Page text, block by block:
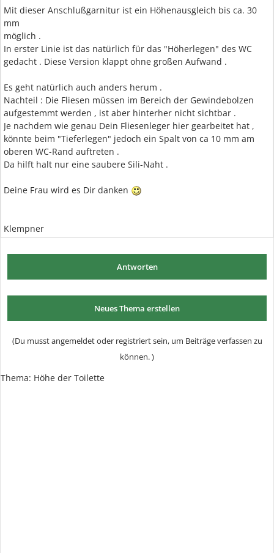
Mit dieser Anschlußgarnitur ist ein Höhenausgleich bis ca. 30
mm
möglich .
In erster Linie ist das natürlich für das "Höherlegen" des WC
gedacht . Diese Version klappt ohne großen Aufwand .
Es geht natürlich auch anders herum .
Nachteil : Die Fliesen müssen im Bereich der Gewindebolzen
aufgestemmt werden , ist aber hinterher nicht sichtbar .
Je nachdem wie genau Dein Fliesenleger hier gearbeitet hat ,
könnte beim "Tieferlegen" jedoch ein Spalt von ca 10 mm am
oberen WC-Rand auftreten .
Da hilft halt nur eine saubere Sili-Naht .
Deine Frau wird es Dir danken
Klempner
Antworten
Neues Thema erstellen
(Du musst angemeldet oder registriert sein, um Beiträge verfassen zu
können. )
Thema: Höhe der Toilette